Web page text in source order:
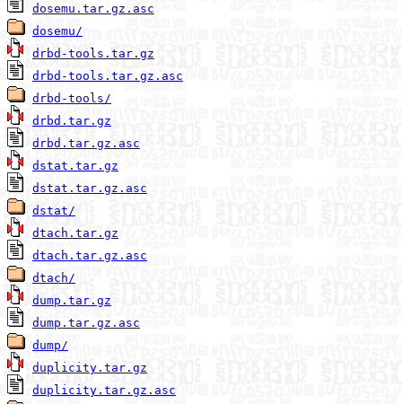
dosemu.tar.gz.asc
dosemu/
drbd-tools.tar.gz
drbd-tools.tar.gz.asc
drbd-tools/
drbd.tar.gz
drbd.tar.gz.asc
dstat.tar.gz
dstat.tar.gz.asc
dstat/
dtach.tar.gz
dtach.tar.gz.asc
dtach/
dump.tar.gz
dump.tar.gz.asc
dump/
duplicity.tar.gz
duplicity.tar.gz.asc